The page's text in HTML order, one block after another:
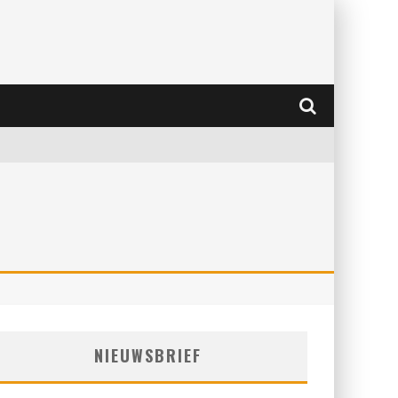
NIEUWSBRIEF